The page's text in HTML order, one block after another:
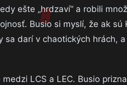
ešte „hrdzaví“ a robili
Busio si myslí, že ak sú
darí v chaotických hrách,
LCS a LEC. Busio